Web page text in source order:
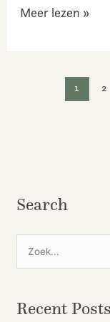
Meer lezen »
1 2
Search
k
Recent Posts